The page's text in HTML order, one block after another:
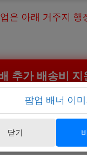
은 아래 거주지
추가 배송비
닫기